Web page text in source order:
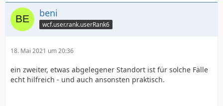
beni
wcf.user.rank.userRank6
18. Mai 2021 um 20:36
ein zweiter, etwas abgelegener Standort ist für solche Fälle
echt hilfreich - und auch ansonsten praktisch.